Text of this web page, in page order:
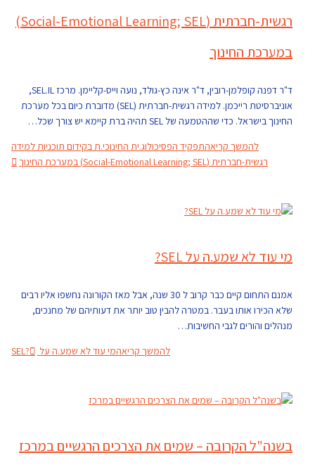
רגשית-חברתית (Social-Emotional Learning; SEL)
במערכת החינוך
ד"ר דפנה קופלמן-רובין, ד"ר אינה כץ-גולד, נועה וייס-קליימן. מרכז SEL.IL,
אוניברסיטת רייכמן. למידה רגשית-חברתית (SEL) מדוברת כיום בכל מערכת
החינוך בישראל. כדי שההטמעה של SEL תהיה ברת קיימא יש צורך שכל…
להמשך קריאהתפקיד הפסיכולוג.ית החינוכי.ת בקידום תוכניות למידה
רגשית-חברתית (Social-Emotional Learning; SEL) במערכת החינוך
מי עוד לא שמע.ה על SEL?
אמנם התחום קיים כבר קרוב ל 30 שנה, אבל מאז הקורונה נחשפו אליו רבים
שלא הכירו אותו בעבר. במטרה להבין טוב יותר את דעותיהם של מחנכים,
מנהלים והורים לגבי החשיבות…
להמשך קריאהמי עוד לא שמע.ה על SEL?
בשנה"ל הקרובה – שמים את הצרכים הרגשיים במרכז